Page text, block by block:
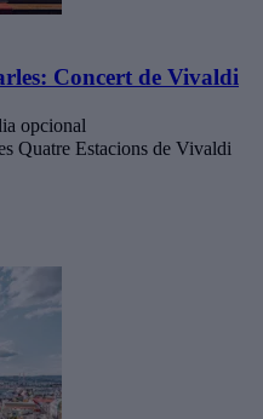
Concert de Vivaldi
opcional
Quatre Estacions de Vivaldi